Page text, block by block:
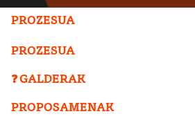
PROZESUA
PROZESUA
❓ GALDERAK
PROPOSAMENAK